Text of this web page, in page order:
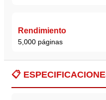
Rendimiento
5,000 páginas
📋